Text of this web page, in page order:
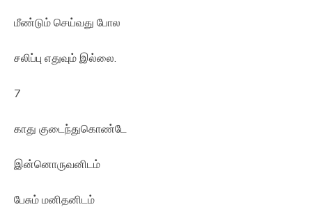
மீண்டும் செய்வது போல
சலிப்பு எதுவும் இல்லை.
7
காது குடைந்துகொண்டே
இன்னொருவனிடம்
பேசும் மனிதனிடம்